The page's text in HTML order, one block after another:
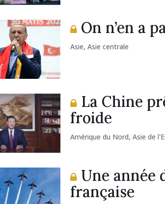
On n’en a
Asie,Asie centrale
La Chine
froide
Amérique du Nord,Asie de
Une année
française